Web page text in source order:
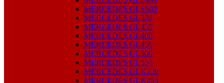
MERCEDES GLS500
MERCEDES GL320
MERCEDES GL350
MERCEDES GL400
MERCEDES GL450
MERCEDES GL500
MERCEDES GL550
MERCEDES GLK220
MERCEDES GLK250